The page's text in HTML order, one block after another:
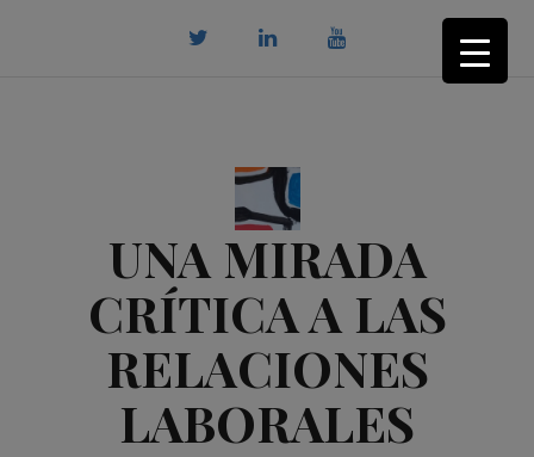
UNA MIRADA
CRÍTICA A LAS
RELACIONES
LABORALES